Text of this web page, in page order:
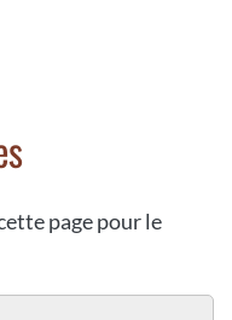
page pour le